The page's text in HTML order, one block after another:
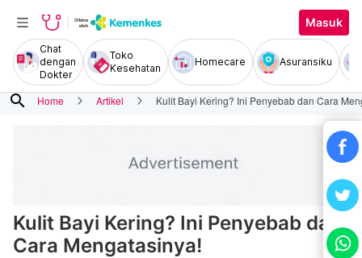
Masuk
Chat
dengan
Dokter
Toko
Kesehatan
Homecare Asuransiku
search Home Artikel Kulit Bayi Kering? Ini Penyebab dan Cara
Kulit Bayi Kering? Ini Penyebab dan
Cara Mengatasinya!